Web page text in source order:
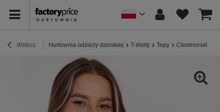
Wstecz Hurtownia odzieży damskiej T-shirty Topy